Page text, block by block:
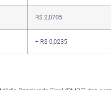
R$ 2,0705
+ R$ 0,0235